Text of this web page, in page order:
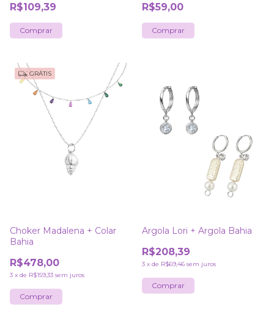
R$109,39 R$59,00
GRÁTIS
Choker Madalena + Colar
Bahia
R$478,00
3 x de R$159,33 sem juros
Argola Lori + Argola Bahia
R$208,39
3 x de R$69,46 sem juros